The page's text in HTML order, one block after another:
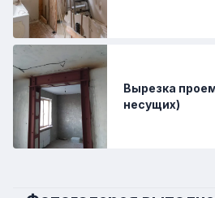
Вырезка
несущих)